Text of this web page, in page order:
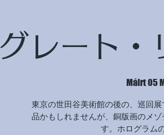
グレート・
Máirt 05
東京の世田谷美術館の後の、巡回
品かもしれませんが、銅版画のメ
す。ホログラム